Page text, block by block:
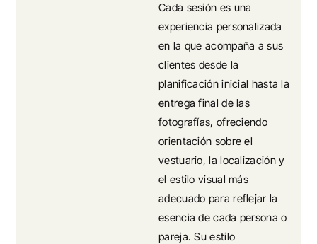
Cada sesión es una
experiencia personalizada
en la que acompaña a sus
clientes desde la
planificación inicial hasta la
entrega final de las
fotografías, ofreciendo
orientación sobre el
vestuario, la localización y
el estilo visual más
adecuado para reflejar la
esencia de cada persona o
pareja. Su estilo